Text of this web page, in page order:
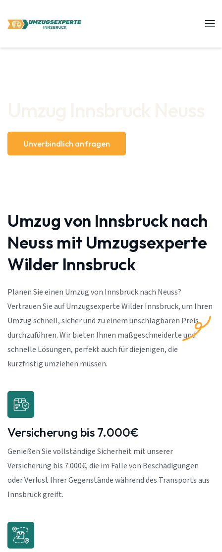
Unverbindlich anfragen
Umzug von Innsbruck nach
Neuss mit Umzugsexperte
Wilder Innsbruck
Planen Sie einen Umzug von Innsbruck nach Neuss?
Vertrauen Sie auf Umzugsexperte Wilder Innsbruck, um Ihren
Umzug schnell, sicher und zu einem unschlagbaren Preis
durchzuführen. Wir bieten Ihnen maßgeschneiderte und
schnelle Lösungen, perfekt auch für diejenigen, die
kurzfristig umziehen müssen.
Versicherung bis 7.000€
Genießen Sie vollständige Sicherheit mit unserer
Versicherung bis 7.000€, die im Falle von Beschädigungen
oder Verlust Ihrer Gegenstände während des Transports aus
Innsbruck greift.